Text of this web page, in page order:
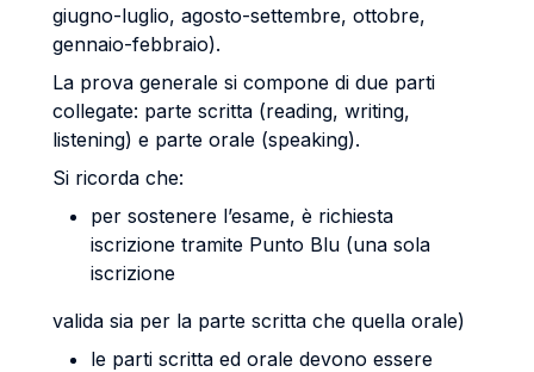
giugno-luglio, agosto-settembre, ottobre,
gennaio-febbraio).
La prova generale si compone di due parti
collegate: parte scritta (reading, writing,
listening) e parte orale (speaking).
Si ricorda che:
per sostenere l’esame, è richiesta
iscrizione tramite Punto Blu (una sola
iscrizione
valida sia per la parte scritta che quella orale)
le parti scritta ed orale devono essere